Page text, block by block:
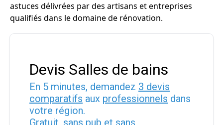
astuces délivrées par des artisans et entreprises
qualifiés dans le domaine de rénovation.
Devis Salles de bains
En 5 minutes, demandez 3 devis
comparatifs aux professionnels dans
votre région.
Gratuit, sans pub et sans